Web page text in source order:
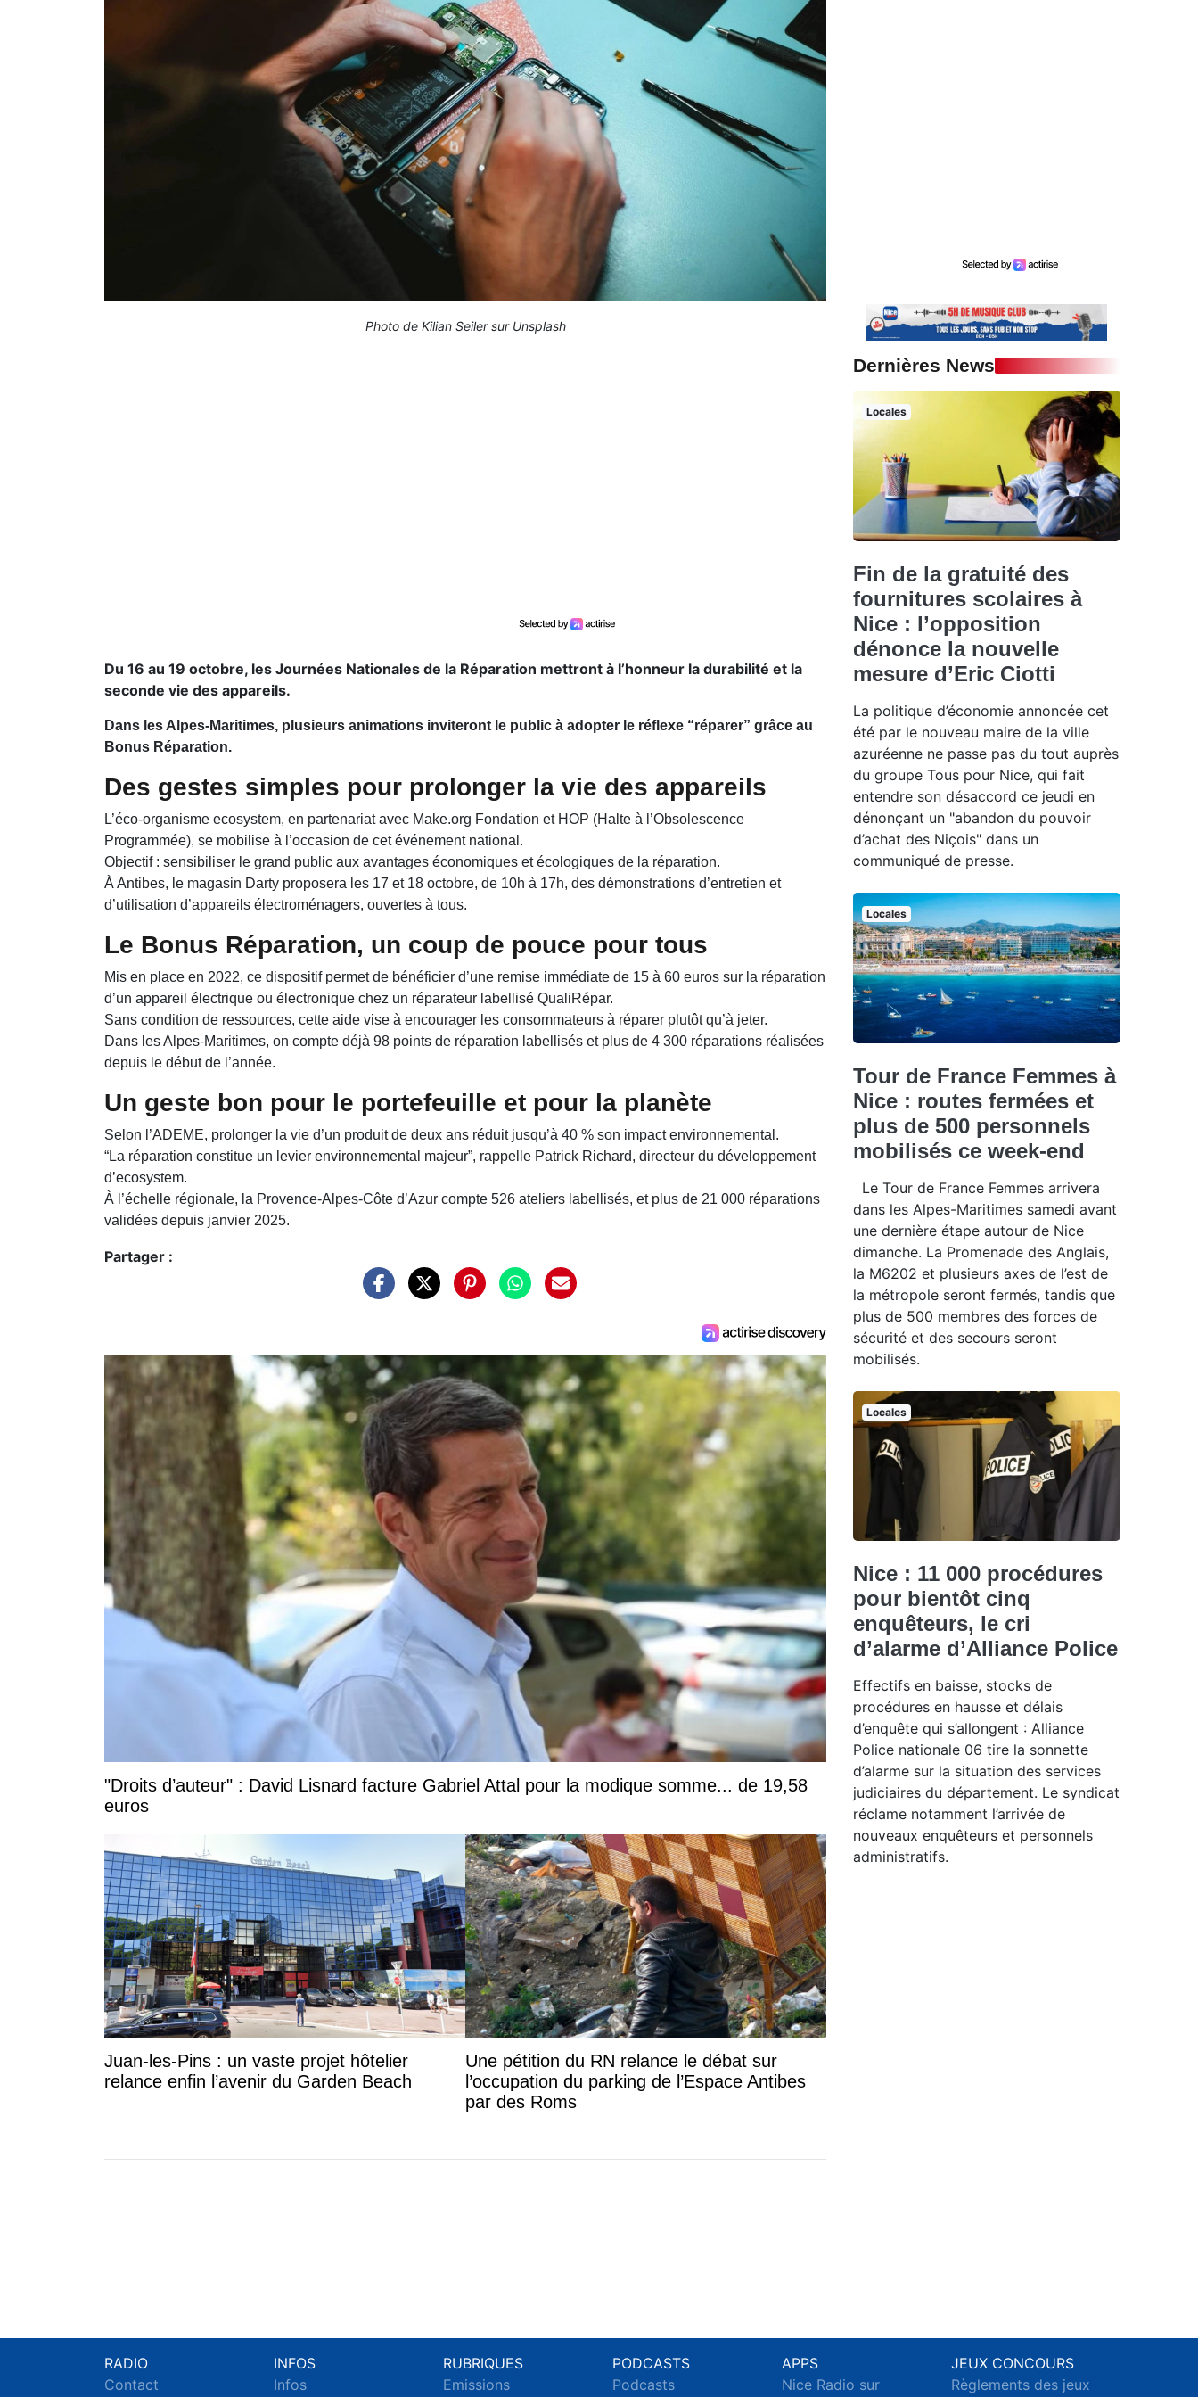
Photo de Kilian Seiler sur Unsplash
Du 16 au 19 octobre, les Journées Nationales de la Réparation mettront à l’honneur la durabilité et la
seconde vie des appareils.
Dans les Alpes-Maritimes, plusieurs animations inviteront le public à adopter le réflexe “réparer” grâce au
Bonus Réparation.
Des gestes simples pour prolonger la vie des appareils
L’éco-organisme ecosystem, en partenariat avec Make.org Fondation et HOP (Halte à l’Obsolescence
Programmée), se mobilise à l’occasion de cet événement national.
Objectif : sensibiliser le grand public aux avantages économiques et écologiques de la réparation.
À Antibes, le magasin Darty proposera les 17 et 18 octobre, de 10h à 17h, des démonstrations d’entretien et
d’utilisation d’appareils électroménagers, ouvertes à tous.
Le Bonus Réparation, un coup de pouce pour tous
Mis en place en 2022, ce dispositif permet de bénéficier d’une remise immédiate de 15 à 60 euros sur la réparation
d’un appareil électrique ou électronique chez un réparateur labellisé QualiRépar.
Sans condition de ressources, cette aide vise à encourager les consommateurs à réparer plutôt qu’à jeter.
Dans les Alpes-Maritimes, on compte déjà 98 points de réparation labellisés et plus de 4 300 réparations réalisées
depuis le début de l’année.
Un geste bon pour le portefeuille et pour la planète
Selon l’ADEME, prolonger la vie d’un produit de deux ans réduit jusqu’à 40 % son impact environnemental.
“La réparation constitue un levier environnemental majeur”, rappelle Patrick Richard, directeur du développement
d’ecosystem.
À l’échelle régionale, la Provence-Alpes-Côte d’Azur compte 526 ateliers labellisés, et plus de 21 000 réparations
validées depuis janvier 2025.
Partager :
"Droits d’auteur" : David Lisnard facture Gabriel Attal pour la modique somme... de 19,58
euros
Juan-les-Pins : un vaste projet hôtelier
relance enfin l’avenir du Garden Beach
Une pétition du RN relance le débat sur
l’occupation du parking de l’Espace Antibes
par des Roms
Dernières News
Locales
Fin de la gratuité des
fournitures scolaires à
Nice : l’opposition
dénonce la nouvelle
mesure d’Eric Ciotti
La politique d’économie annoncée cet
été par le nouveau maire de la ville
azuréenne ne passe pas du tout auprès
du groupe Tous pour Nice, qui fait
entendre son désaccord ce jeudi en
dénonçant un "abandon du pouvoir
d’achat des Niçois" dans un
communiqué de presse.
Locales
Tour de France Femmes à
Nice : routes fermées et
plus de 500 personnels
mobilisés ce week-end
Le Tour de France Femmes arrivera
dans les Alpes-Maritimes samedi avant
une dernière étape autour de Nice
dimanche. La Promenade des Anglais,
la M6202 et plusieurs axes de l’est de
la métropole seront fermés, tandis que
plus de 500 membres des forces de
sécurité et des secours seront
mobilisés.
Locales
Nice : 11 000 procédures
pour bientôt cinq
enquêteurs, le cri
d’alarme d’Alliance Police
Effectifs en baisse, stocks de
procédures en hausse et délais
d’enquête qui s’allongent : Alliance
Police nationale 06 tire la sonnette
d’alarme sur la situation des services
judiciaires du département. Le syndicat
réclame notamment l’arrivée de
nouveaux enquêteurs et personnels
administratifs.
RADIO
Contact
INFOS
Infos
RUBRIQUES
Emissions
PODCASTS
Podcasts
APPS
Nice Radio sur
JEUX CONCOURS
Règlements des jeux